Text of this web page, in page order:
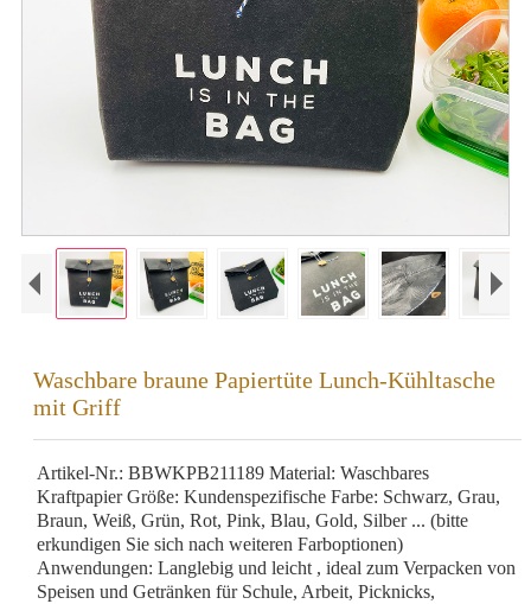
Waschbare braune Papiertüte Lunch-Kühltasche
mit Griff
Artikel-Nr.: BBWKPB211189 Material: Waschbares
Kraftpapier Größe: Kundenspezifische Farbe: Schwarz, Grau,
Braun, Weiß, Grün, Rot, Pink, Blau, Gold, Silber ... (bitte
erkundigen Sie sich nach weiteren Farboptionen)
Anwendungen: Langlebig und leicht , ideal zum Verpacken von
Speisen und Getränken für Schule, Arbeit, Picknicks,